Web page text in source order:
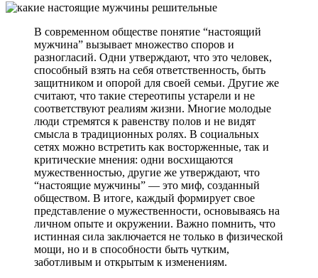
В современном обществе понятие “настоящий
мужчина” вызывает множество споров и
разногласий. Одни утверждают, что это человек,
способный взять на себя ответственность, быть
защитником и опорой для своей семьи. Другие же
считают, что такие стереотипы устарели и не
соответствуют реалиям жизни. Многие молодые
люди стремятся к равенству полов и не видят
смысла в традиционных ролях. В социальных
сетях можно встретить как восторженные, так и
критические мнения: одни восхищаются
мужественностью, другие же утверждают, что
“настоящие мужчины” — это миф, созданный
обществом. В итоге, каждый формирует свое
представление о мужественности, основываясь на
личном опыте и окружении. Важно помнить, что
истинная сила заключается не только в физической
мощи, но и в способности быть чутким,
заботливым и открытым к изменениям.